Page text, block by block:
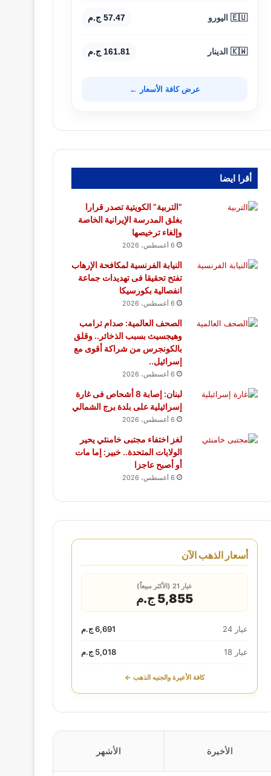
🇪🇺 اليورو 57.47 ج.م
🇰🇼 الدينار 161.81 ج.م
عرض كافة الأسعار ←
أقرا ايضا
“التربية” الكويتية تصدر قرارا
بغلق المدرسة الإيرانية الخاصة
وإلغاء ترخيصها
6 أغسطس، 2026
النيابة الفرنسية لمكافحة الإرهاب
تفتح تحقيقا فى تهديدات جماعة
انفصالية بكورسيكا
6 أغسطس، 2026
الصحف العالمية: صدام ترامب
وهيجسيث بسبب الذخائر.. وقلق
بالكونجرس من شراكة أقوى مع
إسرائيل..
6 أغسطس، 2026
لبنان: إصابة 8 أشحاص فى غارة
إسرائيلية على بلدة برج الشمالي
6 أغسطس، 2026
لغز اختفاء مجتبى خامنئي يحير
الولايات المتحدة.. خبير: إما مات
أو أصبح عاجزا
6 أغسطس، 2026
أسعار الذهب الآن
عيار 21 (الأكثر مبيعاً)
5,855 ج.م
عيار 24 6,691 ج.م
عيار 18 5,018 ج.م
كافة الأعيرة والجنيه الذهب ←
الأخيرة الأشهر